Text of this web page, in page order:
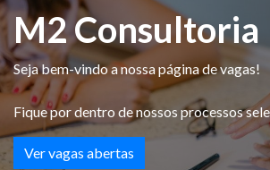
M2 Consultoria
Seja bem-vindo a nossa página de vagas!
Fique por dentro de nossos processos
Ver vagas abertas